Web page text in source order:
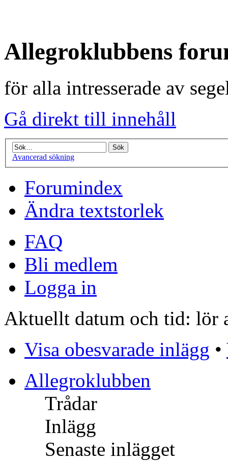
Allegroklubbens
för alla intresserade av
Gå direkt till innehåll
Avancerad sökning
Forumindex
Ändra textstorlek
FAQ
Bli medlem
Logga in
Aktuellt datum och tid: lör
Visa obesvarade inlägg •
Allegroklubben
Trådar
Inlägg
Senaste inlägget